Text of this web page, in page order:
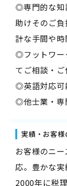
◎専門的な知
助けそのご
計な手間や時
◎フットワー
てご相談・ご
◎英語対応可
◎他士業・専
実績・お客様
お客様のニ
応。豊かな実
2000年に税